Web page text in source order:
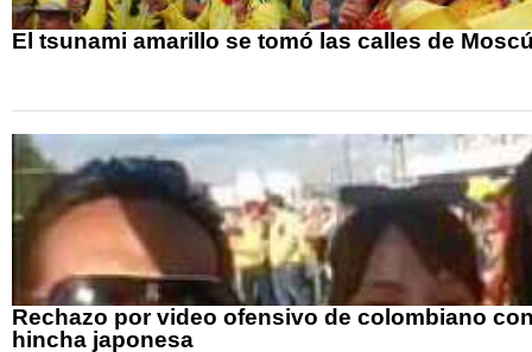
El tsunami amarillo se tomó las calles de
Rechazo por video ofensivo de colombiano
hincha japonesa